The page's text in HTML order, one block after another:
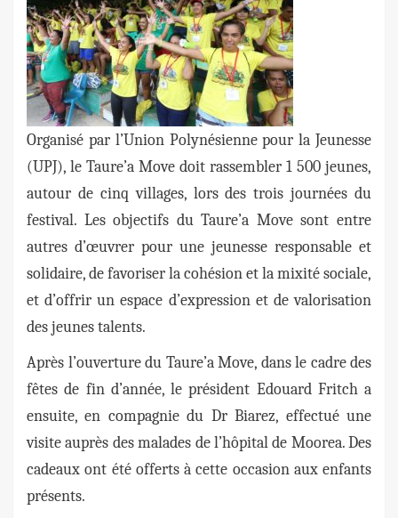
Organisé par l’Union Polynésienne pour la Jeunesse
(UPJ), le Taure’a Move doit rassembler 1 500 jeunes,
autour de cinq villages, lors des trois journées du
festival. Les objectifs du Taure’a Move sont entre
autres d’œuvrer pour une jeunesse responsable et
solidaire, de favoriser la cohésion et la mixité sociale,
et d’offrir un espace d’expression et de valorisation
des jeunes talents.
Après l’ouverture du Taure’a Move, dans le cadre des
fêtes de fin d’année, le président Edouard Fritch a
ensuite, en compagnie du Dr Biarez, effectué une
visite auprès des malades de l’hôpital de Moorea. Des
cadeaux ont été offerts à cette occasion aux enfants
présents.